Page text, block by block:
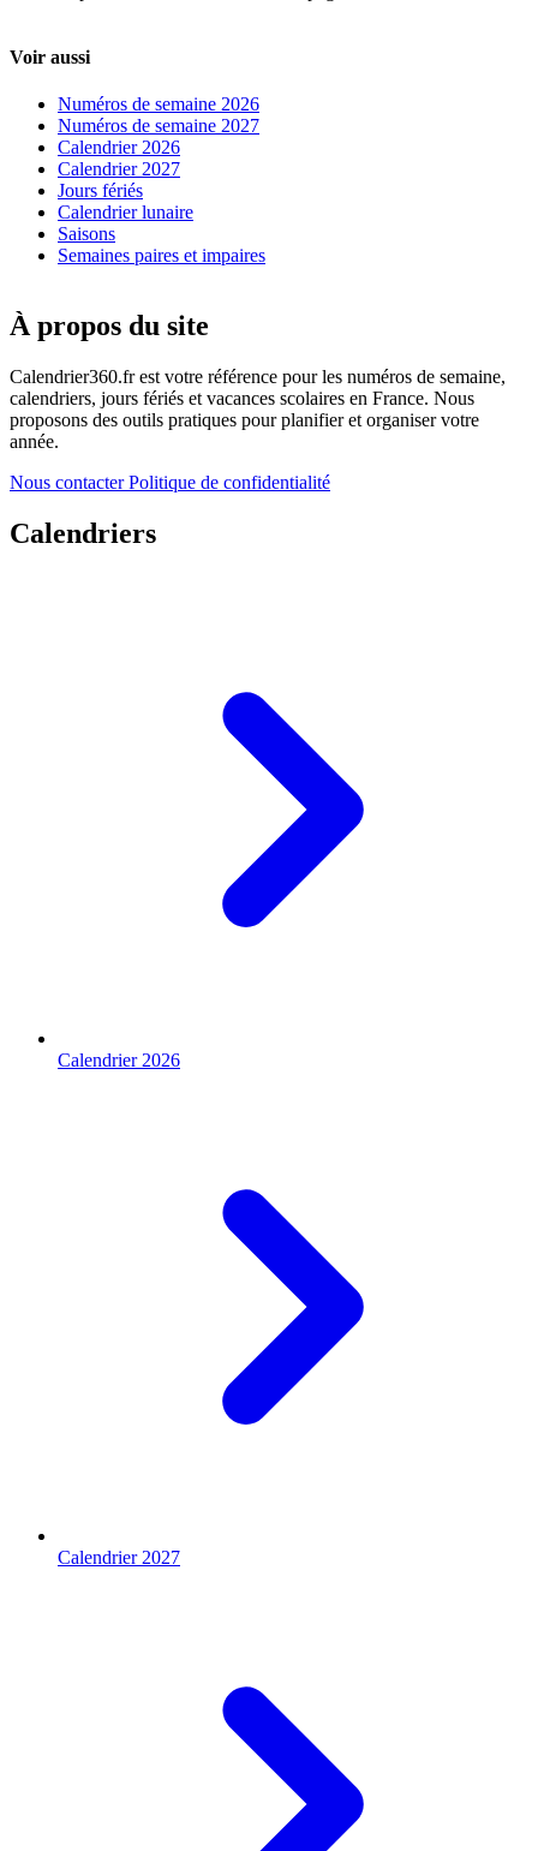
Voir aussi
Numéros de semaine 2026
Numéros de semaine 2027
Calendrier 2026
Calendrier 2027
Jours fériés
Calendrier lunaire
Saisons
Semaines paires et impaires
À propos du site
Calendrier360.fr est votre référence pour les numéros de semaine,
calendriers, jours fériés et vacances scolaires en France. Nous
proposons des outils pratiques pour planifier et organiser votre
année.
Nous contacterPolitique de confidentialité
Calendriers
Calendrier 2026
Calendrier 2027